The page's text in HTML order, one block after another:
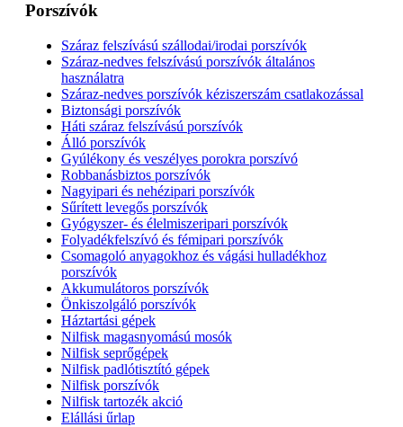
Porszívók
Száraz felszívású szállodai/irodai porszívók
Száraz-nedves felszívású porszívók általános
használatra
Száraz-nedves porszívók kéziszerszám csatlakozással
Biztonsági porszívók
Háti száraz felszívású porszívók
Álló porszívók
Gyúlékony és veszélyes porokra porszívó
Robbanásbiztos porszívók
Nagyipari és nehézipari porszívók
Sűrített levegős porszívók
Gyógyszer- és élelmiszeripari porszívók
Folyadékfelszívó és fémipari porszívók
Csomagoló anyagokhoz és vágási hulladékhoz
porszívók
Akkumulátoros porszívók
Önkiszolgáló porszívók
Háztartási gépek
Nilfisk magasnyomású mosók
Nilfisk seprőgépek
Nilfisk padlótisztító gépek
Nilfisk porszívók
Nilfisk tartozék akció
Elállási űrlap